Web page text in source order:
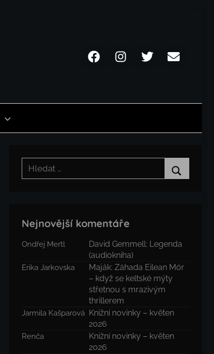
FacebookInstagramTwitterEmail
Hledat:
Nejnovější komentáře
Ondřej Mertl
David Gemmell: Legenda
(audiokniha)
Erika Jarkovska
Maják: Záhada Eilean Mór
– když se keltské mýty
střetnou s mrazivým
thrillerem
Jarmila Kašparová Knižní novinky – květen
2026
Renča
Knižní novinky – květen
2026